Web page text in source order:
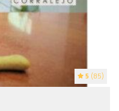
5 (85)